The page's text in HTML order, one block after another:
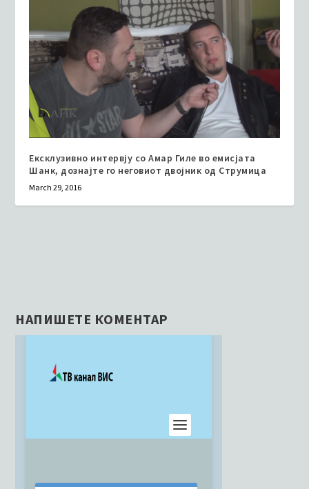
Ексклузивно интервју со Амар Гиле во емисјата
Шанк, дознајте го неговиот двојник од Струмица
March 29, 2016
НАПИШЕТЕ КОМЕНТАР